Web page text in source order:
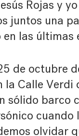
Rojas y
juntos una
las últimas
de octubre
Calle Verdi
sólido barco
olvidar